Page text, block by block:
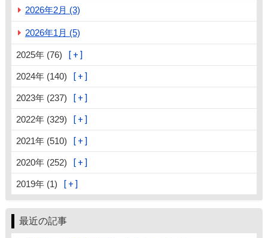
2026年2月 (3)
2026年1月 (5)
2025年 (76)
2024年 (140)
2023年 (237)
2022年 (329)
2021年 (510)
2020年 (252)
2019年 (1)
最近の記事